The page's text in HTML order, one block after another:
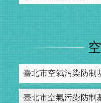
臺北市空氣污染防制
臺北市空氣污染防制